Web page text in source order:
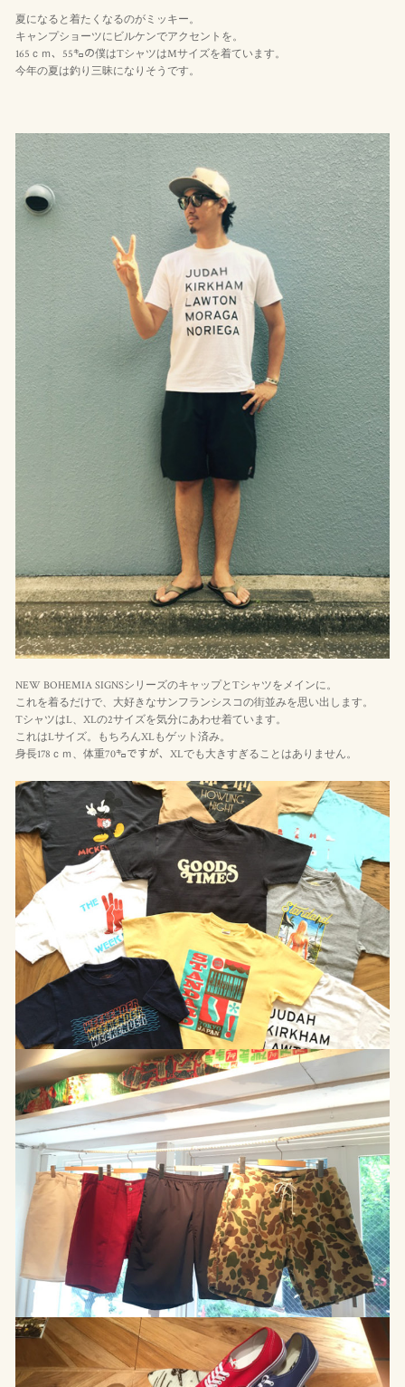
夏になると着たくなるのがミッキー。
キャンプショーツにビルケンでアクセントを。
165ｃｍ、55㌔の僕はTシャツはMサイズを着ています。
今年の夏は釣り三昧になりそうです。
NEW BOHEMIA SIGNSシリーズのキャップとTシャツをメインに。
これを着るだけで、大好きなサンフランシスコの街並みを思い出します。
TシャツはL、XLの2サイズを気分にあわせ着ています。
これはLサイズ。もちろんXLもゲット済み。
身長178ｃｍ、体重70㌔ですが、XLでも大きすぎることはありません。